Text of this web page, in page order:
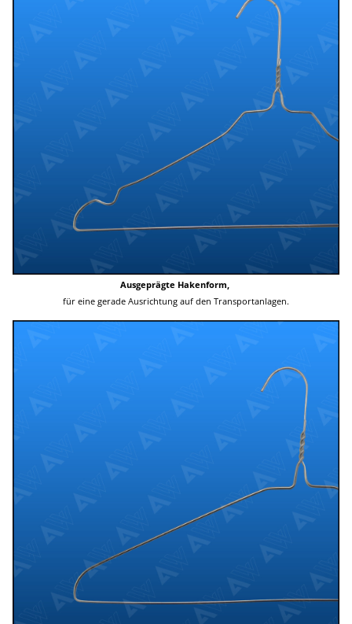
Ausgeprägte Hakenform,
für eine gerade Ausrichtung auf den Transportanlagen.